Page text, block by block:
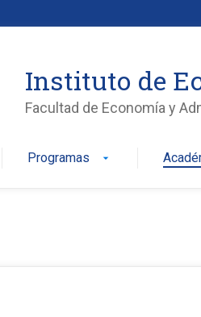
Instituto de
Facultad de Economía y
Programas arrow_drop_down